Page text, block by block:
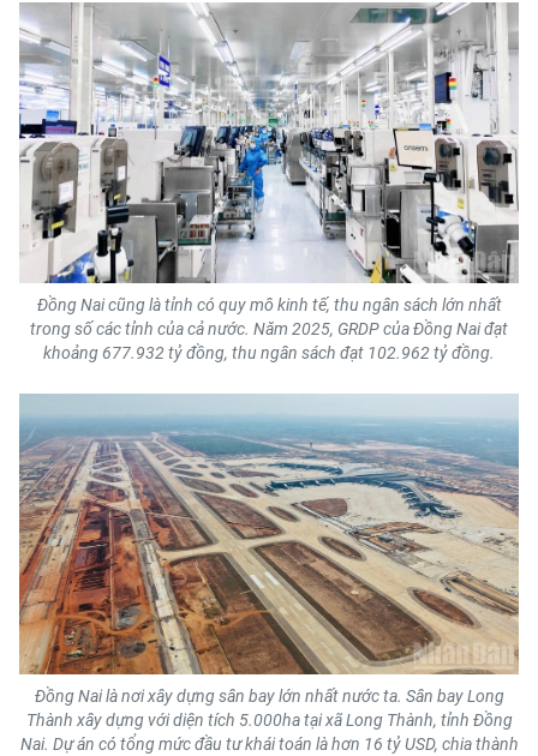
Đồng Nai cũng là tỉnh có quy mô kinh tế, thu ngân sách lớn nhất
trong số các tỉnh của cả nước. Năm 2025, GRDP của Đồng Nai đạt
khoảng 677.932 tỷ đồng, thu ngân sách đạt 102.962 tỷ đồng.
Đồng Nai là nơi xây dựng sân bay lớn nhất nước ta. Sân bay Long
Thành xây dựng với diện tích 5.000ha tại xã Long Thành, tỉnh Đồng
Nai. Dự án có tổng mức đầu tư khái toán là hơn 16 tỷ USD, chia thành